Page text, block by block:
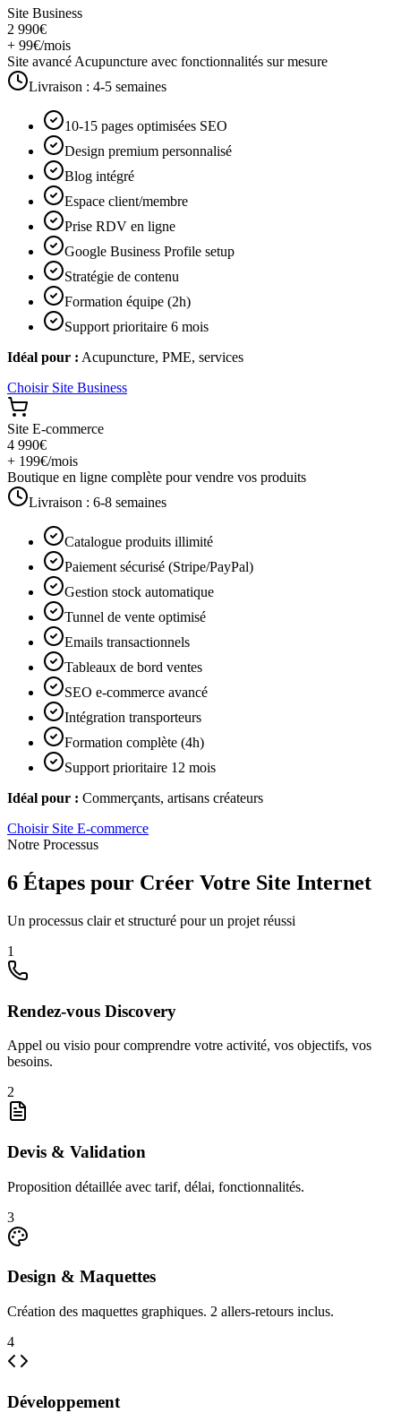
Site Business
2 990€
+ 99€/mois
Site avancé Acupuncture avec fonctionnalités sur mesure
Livraison : 4-5 semaines
10-15 pages optimisées SEO
Design premium personnalisé
Blog intégré
Espace client/membre
Prise RDV en ligne
Google Business Profile setup
Stratégie de contenu
Formation équipe (2h)
Support prioritaire 6 mois
Idéal pour : Acupuncture, PME, services
Choisir Site Business
Site E-commerce
4 990€
+ 199€/mois
Boutique en ligne complète pour vendre vos produits
Livraison : 6-8 semaines
Catalogue produits illimité
Paiement sécurisé (Stripe/PayPal)
Gestion stock automatique
Tunnel de vente optimisé
Emails transactionnels
Tableaux de bord ventes
SEO e-commerce avancé
Intégration transporteurs
Formation complète (4h)
Support prioritaire 12 mois
Idéal pour : Commerçants, artisans créateurs
Choisir Site E-commerce
Notre Processus
6 Étapes pour Créer Votre Site Internet
Un processus clair et structuré pour un projet réussi
1
Rendez-vous Discovery
Appel ou visio pour comprendre votre activité, vos objectifs, vos
besoins.
2
Devis & Validation
Proposition détaillée avec tarif, délai, fonctionnalités.
3
Design & Maquettes
Création des maquettes graphiques. 2 allers-retours inclus.
4
Développement